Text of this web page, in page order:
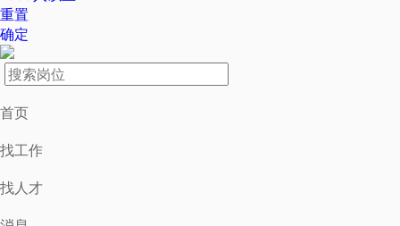
重置
确定
首页
找工作
找人才